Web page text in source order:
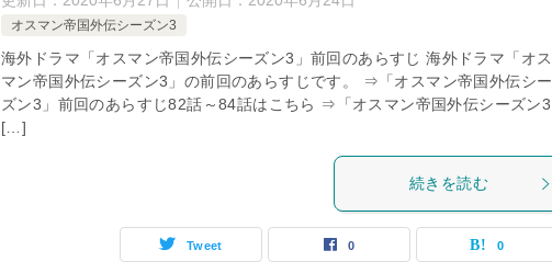
オスマン帝国外伝シーズン3
海外ドラマ「オスマン帝国外伝シーズン3」前回のあらすじ 海外ドラマ「オス
マン帝国外伝シーズン3」の前回のあらすじです。 ⇒「オスマン帝国外伝シー
ズン3」前回のあらすじ82話～84話はこちら ⇒「オスマン帝国外伝シーズン3
[…]
続きを読む
Tweet 0 0